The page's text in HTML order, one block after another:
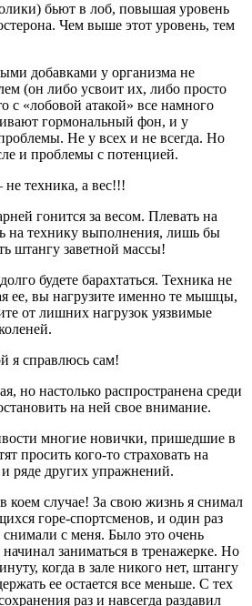
бьют в лоб, повышая уровень
Чем выше этот уровень, тем
добавками у организма не
(он либо усвоит их, либо просто
с «лобовой атакой» все намного
гормональный фон, и у
Не у всех и не всегда. Но
и проблемы с потенцией.
техника, а вес!!!
гонится за весом. Плевать на
на технику выполнения, лишь бы
штангу заветной массы!
будете барахтаться. Техника не
ее, вы нагрузите именно те мышцы,
от лишних нагрузок уязвимые
справлюсь сам!
но настолько распространена среди
на ней свое внимание.
многие новички, пришедшие в
просить кого-то страховать на
ряде других упражнений.
коем случае! За свою жизнь я снимал
горе-спортсменов, и один раз
снимали с меня. Было это очень
начинал заниматься в тренажерке. Но
когда в зале никого нет, штангу
ее остается все меньше. С тех
раз и навсегда раздавил